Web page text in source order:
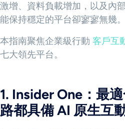
激增、資料負載增加，以及內
能保持穩定的平台卻寥寥無幾。
本指南聚焦企業級行動 客戶互
七大領先平台。
1. Insider One：最
路都具備 AI 原生互